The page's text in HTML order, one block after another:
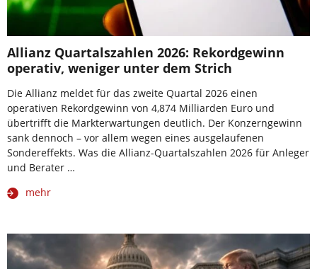
Allianz Quartalszahlen 2026: Rekordgewinn
operativ, weniger unter dem Strich
Die Allianz meldet für das zweite Quartal 2026 einen
operativen Rekordgewinn von 4,874 Milliarden Euro und
übertrifft die Markterwartungen deutlich. Der Konzerngewinn
sank dennoch – vor allem wegen eines ausgelaufenen
Sondereffekts. Was die Allianz-Quartalszahlen 2026 für Anleger
und Berater …
mehr